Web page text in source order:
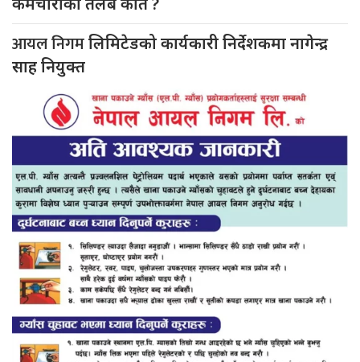
आयल निगमलिमिटेडको कार्यकारी निर्देशकमा नागेन्द्र
साह नियुक्त